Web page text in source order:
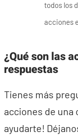
todos los
acciones
¿Qué son las
respuestas
Tienes más
acciones de una
ayudarte!